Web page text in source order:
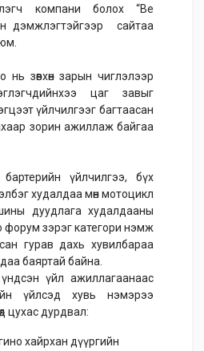
компани болох “Be
дэмжлэгтэйгээр сайтаа
нь зөвхөн зарын чиглэлээр
цаг завыг
үйлчилгээг багтаасан
зорин ажиллаж байгаа
үйлчилгээ, бүх
худалдаа мөн мотоцикл
дуудлага худалдааны
форум зэрэг категори нэмж
гурав дахь хувилбараа
баяртай байна.
үйл ажиллагаанаас
үйлсэд хувь нэмэрээ
цухас дурдвал:
хайрхан дүүргийн